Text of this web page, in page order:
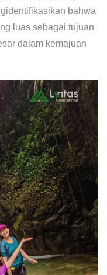
bahwa
luas sebagai tujuan
dalam kemajuan